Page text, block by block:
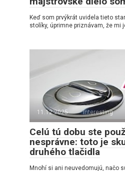
Keď som prvýkrát uvidela tieto
stolíky, úprimne priznávam, že mi
11.12.2025 interesting
Celú tú dobu ste
nesprávne: toto je
druhého tlačidla
Mnohí si ani neuvedomujú, načo